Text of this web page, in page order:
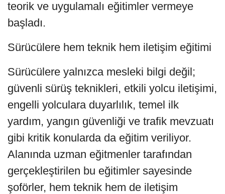
teorik ve uygulamalı eğitimler vermeye
başladı.
Sürücülere hem teknik hem iletişim eğitimi
Sürücülere yalnızca mesleki bilgi değil;
güvenli sürüş teknikleri, etkili yolcu iletişimi,
engelli yolculara duyarlılık, temel ilk
yardım, yangın güvenliği ve trafik mevzuatı
gibi kritik konularda da eğitim veriliyor.
Alanında uzman eğitmenler tarafından
gerçekleştirilen bu eğitimler sayesinde
şoförler, hem teknik hem de iletişim